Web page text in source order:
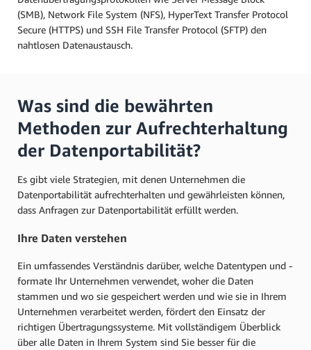
(SMB), Network File System (NFS), HyperText Transfer Protocol
Secure (HTTPS) und SSH File Transfer Protocol (SFTP) den
nahtlosen Datenaustausch.
Was sind die bewährten
Methoden zur Aufrechterhaltung
der Datenportabilität?
Es gibt viele Strategien, mit denen Unternehmen die
Datenportabilität aufrechterhalten und gewährleisten können,
dass Anfragen zur Datenportabilität erfüllt werden.
Ihre Daten verstehen
Ein umfassendes Verständnis darüber, welche Datentypen und -
formate Ihr Unternehmen verwendet, woher die Daten
stammen und wo sie gespeichert werden und wie sie in Ihrem
Unternehmen verarbeitet werden, fördert den Einsatz der
richtigen Übertragungssysteme. Mit vollständigem Überblick
über alle Daten in Ihrem System sind Sie besser für die